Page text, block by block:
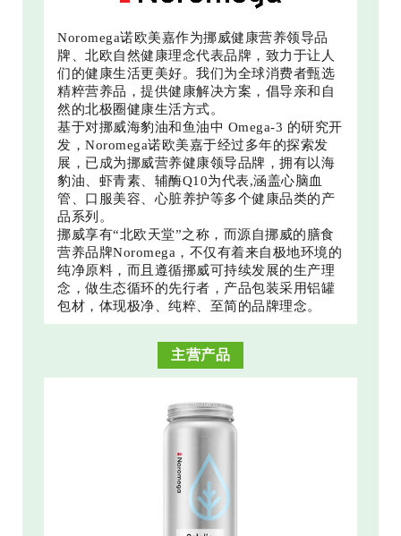
Noromega诺欧美嘉作为挪威健康营养领导品
牌、北欧自然健康理念代表品牌，致力于让人
们的健康生活更美好。我们为全球消费者甄选
精粹营养品，提供健康解决方案，倡导亲和自
然的北极圈健康生活方式。
基于对挪威海豹油和鱼油中 Omega-3 的研究开
发，Noromega诺欧美嘉于经过多年的探索发
展，已成为挪威营养健康领导品牌，拥有以海
豹油、虾青素、辅酶Q10为代表,涵盖心脑血
管、口服美容、心脏养护等多个健康品类的产
品系列。
挪威享有“北欧天堂”之称，而源自挪威的膳食
营养品牌Noromega，不仅有着来自极地环境的
纯净原料，而且遵循挪威可持续发展的生产理
念，做生态循环的先行者，产品包装采用铝罐
包材，体现极净、纯粹、至简的品牌理念。
主营产品